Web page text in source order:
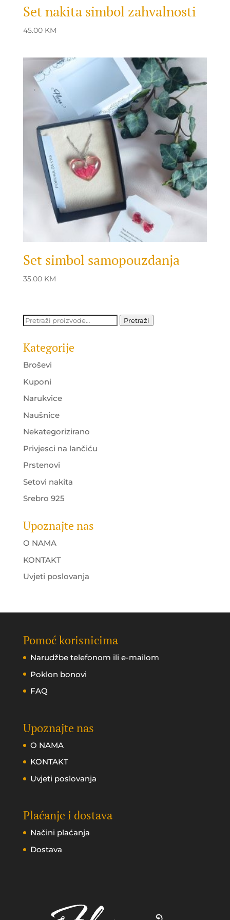
Set nakita simbol zahvalnosti
45.00 KM
Set simbol samopouzdanja
35.00 KM
Pretraži: Pretraži
Kategorije
Broševi
Kuponi
Narukvice
Naušnice
Nekategorizirano
Privjesci na lančiću
Prstenovi
Setovi nakita
Srebro 925
Upoznajte nas
O NAMA
KONTAKT
Uvjeti poslovanja
Pomoć korisnicima
Narudžbe telefonom ili e-mailom
Poklon bonovi
FAQ
Upoznajte nas
O NAMA
KONTAKT
Uvjeti poslovanja
Plaćanje i dostava
Načini plaćanja
Dostava